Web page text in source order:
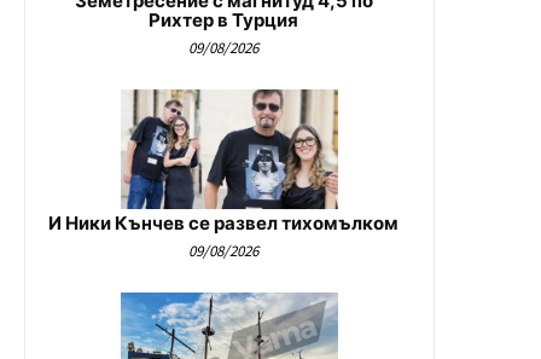
Рихтер в Турция
09/08/2026
И Ники Кънчев се развел тихомълком
09/08/2026